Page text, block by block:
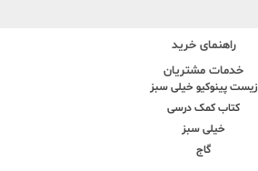
راهنمای خرید
خدمات مشتریان
زیست پینوکیو خیلی سبز
کتاب کمک درسی
خیلی سبز
گاج